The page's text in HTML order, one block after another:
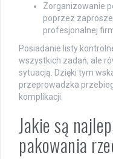
Zorganizowanie
poprzez
profesjonalnej
Posiadanie listy
wszystkich zadań, ale
sytuacją. Dzięki tym
przeprowadzka
komplikacji.
Jakie są
pakowania